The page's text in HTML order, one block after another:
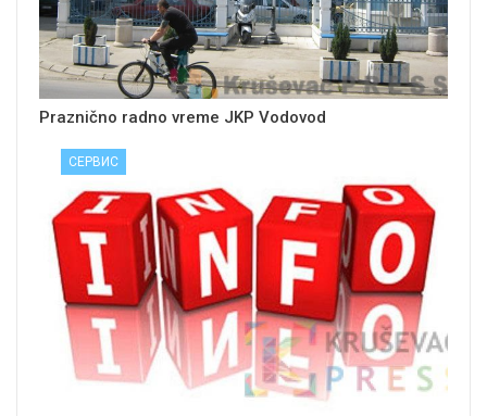
Praznično radno vreme JKP Vodovod
СЕРВИС